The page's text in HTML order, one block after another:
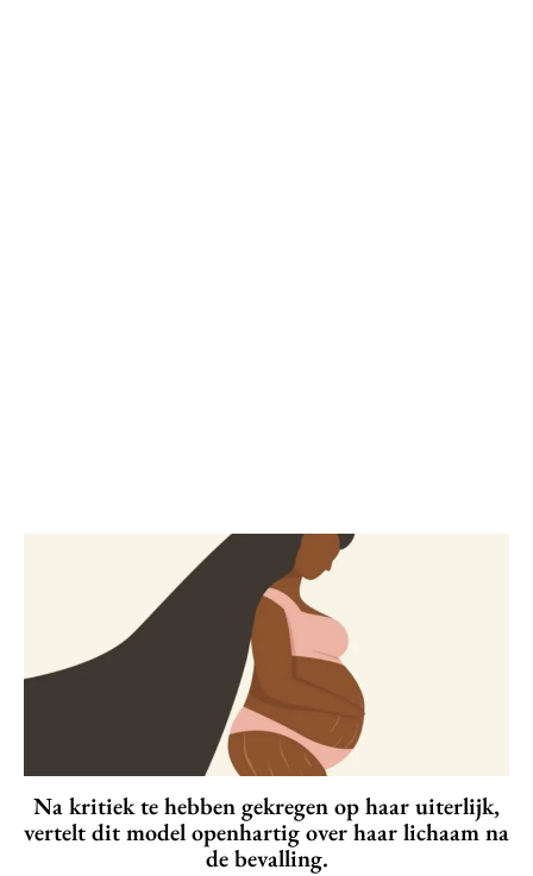
Na kritiek te hebben gekregen op haar uiterlijk,
vertelt dit model openhartig over haar lichaam na
de bevalling.